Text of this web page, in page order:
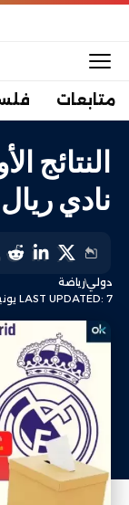
متابعات
النتائج
نادي
LAST UPDATED: 7 يونيو، 2026 7:45 م
دوليرياضة